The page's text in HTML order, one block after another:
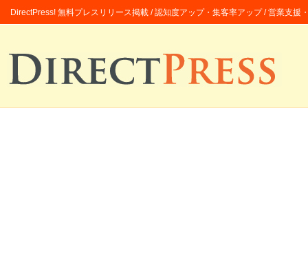
DirectPress! 無料プレスリリース掲載 / 認知度アップ・集客率アップ / 営業支援